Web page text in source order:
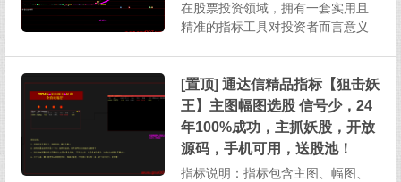
在股票投资领域，拥有一套实用且
精准的指标工具对投资者而言意义
幅图、选股以及股池等多个部分，
并且支持在手机通达信软件上操
作，为投资者提供了高效且便捷的
投资分析方式。一、指标构成与基
本...
[置顶] 通达信精品指标【狙击妖
王】主图幅图选股 信号少，24
年100%成功，主抓妖股，开放
源码，手机可用，送股池！
指标说明：指标包含主图、幅图、